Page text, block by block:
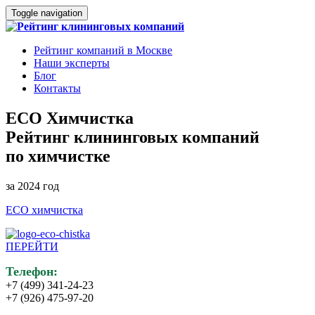
Toggle navigation
Рейтинг компаний в Москве
Наши эксперты
Блог
Контакты
ECO Химчистка
Рейтинг клининговых компаний
по химчистке
за 2024 год
ECO химчистка
ПЕРЕЙТИ
Телефон:
+7 (499) 341-24-23
+7 (926) 475-97-20